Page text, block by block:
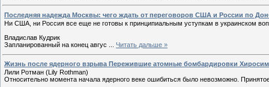
Последняя надежда Москвы: чего ждать от переговоров США и России по
Ни США, ни Россия все еще не готовы к принципиальным уступкам в украинском
Владислав Кудрик
Запланированный на конец авгус
Читать дальше »
Жизнь после ядерного взрыва Пережившие атомные бомбардировки
Лили Ротман (Lily Rothman)
Относительно момента начала ядерного веке ошибиться было невозможно.